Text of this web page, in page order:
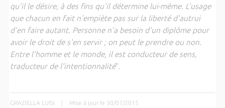
qu'il le désire, à des fins qu'il détermine lui-même. L'usage
que chacun en fait n'empiète pas sur la liberté d'autrui
d'en faire autant. Personne n'a besoin d'un diplôme pour
avoir le droit de s'en servir ; on peut le prendre ou non.
Entre l'homme et le monde, il est conducteur de sens,
traducteur de l'intentionnalité".
GRAZIELLA LUISI | Mise à jour le 30/07/2015